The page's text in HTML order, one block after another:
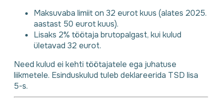
Maksuvaba limiit on 32 eurot kuus (alates 2025.
aastast 50 eurot kuus).
Lisaks 2% töötaja brutopalgast, kui kulud
ületavad 32 eurot.
Need kulud ei kehti töötajatele ega juhatuse
liikmetele. Esinduskulud tuleb deklareerida TSD lisa
5-s.